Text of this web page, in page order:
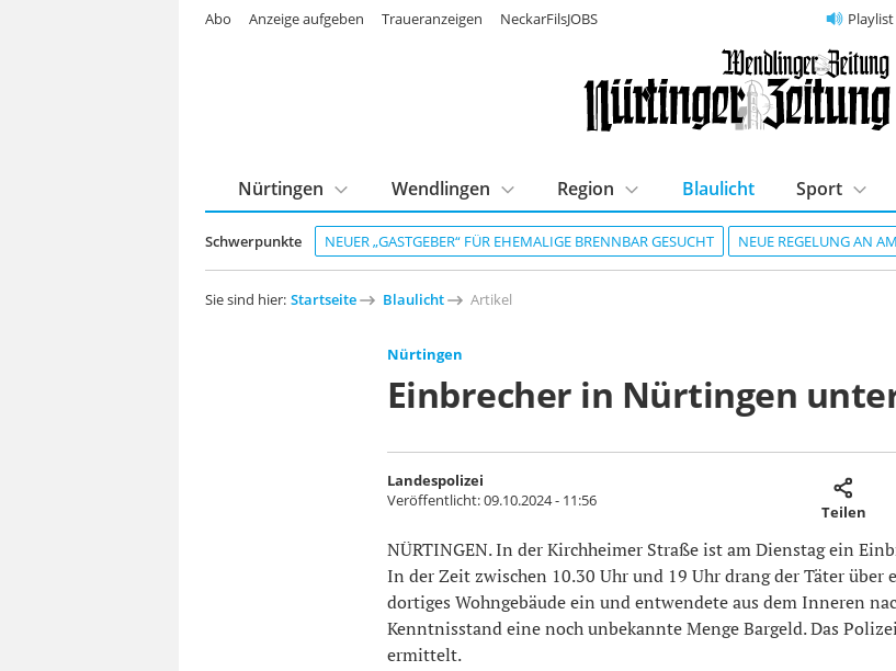
Playlist
Schwerpunkte NEUER „GASTGEBER“ FÜR EHEMALIGE BRENNBAR GESUCHT NEUE REGELUNG AN
Nürtingen Wendlingen Region Blaulicht Sport
Abo Anzeige aufgeben Traueranzeigen NeckarFilsJOBS
Sie sind hier: Startseite Blaulicht Artikel
Nürtingen
Einbrecher in Nürtingen
Landespolizei
Veröffentlicht:09.10.2024 - 11:56
Teilen
NÜRTINGEN. In der Kirchheimer Straße ist am Dienstag ein
In der Zeit zwischen 10.30 Uhr und 19 Uhr drang der Täter über
dortiges Wohngebäude ein und entwendete aus dem Inneren
Kenntnisstand eine noch unbekannte Menge Bargeld. Das
ermittelt.